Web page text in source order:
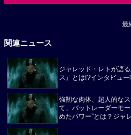
最
関連ニュース
ジャレッド・レトが語
ス』とは!?インタビュ
強靭な肉体、超人的な
て、バットレーダーモ
めたパワー”とは？ジャ